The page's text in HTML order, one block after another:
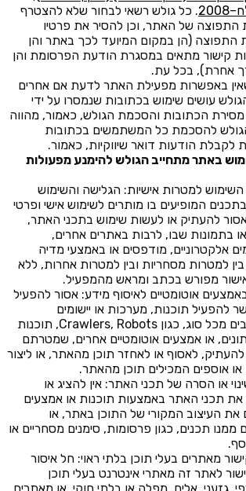
. כל גולש רשאי לבחור שלא להצטרף
התפוצה של האתר, וכן להסיר את פרטיו
התפוצה (הן במקום המיועד לכך באתר והן
קישור מתאים במסגרת הודעת הפרסומת והן
אחרת), בכל עת.
שאין באפשרות מפעילת האתר לדעת אם אחרים
עושים שימוש בכתובות שנמסרו על ידי
הכתובות והסכמת הגולש, כאמור, מהווה
להסכמת כל המשתמשים בכתובות
לקבלת הודעות דואר שיווקיות, כאמור.
באתר מתחייב הגולש להימנע מפעולות
למטרות אישיות: הגלישה והשימוש
המופיעים בו מותרים לשימוש אישי ופרטי
להעתיק או לעשות שימוש בתכני האתר,
בתמונות שבו, לרבות באתרים אחרים,
אלקטרוניים, מודפסים או באמצעי מדיה
למטרות מסחריות ובין למטרות אחרות, ללא
מפורש בכתב ומראש מהמפעיל.
אוטומטיים לאיסוף מידע: אסור להפעיל
להפעיל תוכנות, מערכות או יישומים
ממוחשבים מכל סוג, כגון Crawlers, Robots, תוכנות
או אמצעים אוטומטיים אחרים, שמטרתם
לאסוף או לאחזר תוכן מהאתר, או ליצור
או אוספים המכילים תוכן מהאתר.
או הסרה של תכני האתר: אין להציג או
תכני האתר באמצעות תוכנות או אמצעים
את העיצוב המקורי של התוכן באתר, או
ממנו תכנים, כגון פרסומות, סימנים מסחריים או
מאתרים בעלי תוכן בלתי ראוי: חל איסור
לאתר זה מאתרי אינטרנט בעלי תוכן